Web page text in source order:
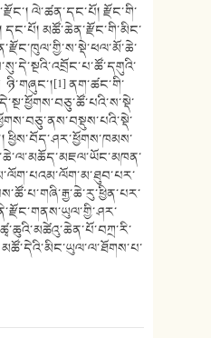
ལེ་ཚན་དང་པོ། རྫོང་གི་
མཚོ་ཆེན་རྫོང་གི་མིང་
ནག་ཚང་གི་
ཕྱིས་བོད་ཤར་ཕྱོགས་ཁམས་